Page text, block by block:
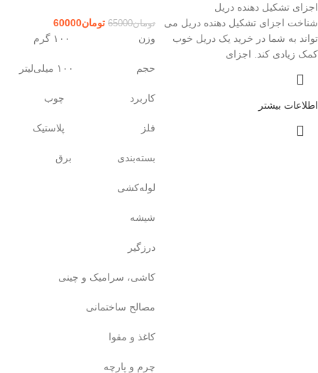
اجزای تشکیل دهنده دریل
شناخت اجزای تشکیل دهنده دریل می
تواند به شما در خرید یک دریل خوب
کمک زیادی کند. اجزای
اطلاعات بیشتر
تومان65000 تومان60000
وزن ۱۰۰ گرم
حجم ۱۰۰ میلی‌لیتر
کاربرد چوب
فلز پلاستیک
بسته‌بندی برق
لوله‌کشی
شیشه
درزگیر
کاشی، سرامیک و چینی
مصالح ساختمانی
کاغذ و مقوا
چرم و پارچه